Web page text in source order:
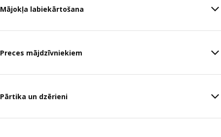
Mājokļa labiekārtošana
Preces mājdzīvniekiem
Pārtika un dzērieni